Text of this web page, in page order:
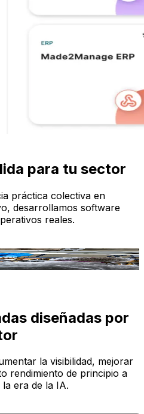
para tu sector
práctica colectiva en
desarrollamos software
reales.
diseñadas por
la visibilidad, mejorar
rendimiento de principio a
era de la IA.